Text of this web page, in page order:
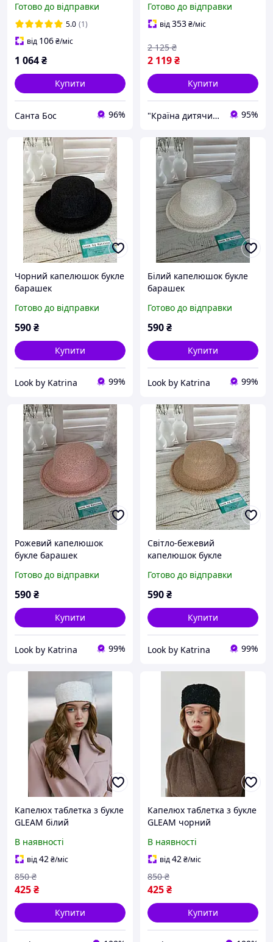
гаррі потер золота букля
Готово до відправки
5.0 (1)
від 106₴/міс
1 064₴
Купити
Санта Бос 96%
сова з 15+ звуками та
рухами Spin Master
Готово до відправки
від353₴/міс
2 119₴
2 125 ₴
Купити
"Країна дитячих іграшок" Інтернет-магазин 95%
Чорний капелюшок букле
барашек
Готово до відправки
590₴
Купити
Look by Katrina 99%
Білий капелюшок букле
барашек
Готово до відправки
590₴
Купити
Look by Katrina 99%
Рожевий капелюшок
букле барашек
Готово до відправки
590₴
Купити
Look by Katrina 99%
Світло-бежевий
капелюшок букле
Готово до відправки
590₴
Купити
Look by Katrina 99%
Капелюх таблетка з букле
GLEAM білий
В наявності
від42₴/міс
425₴
850 ₴
Купити
Капелюх таблетка з букле
GLEAM чорний
В наявності
від42₴/міс
425₴
850 ₴
Купити